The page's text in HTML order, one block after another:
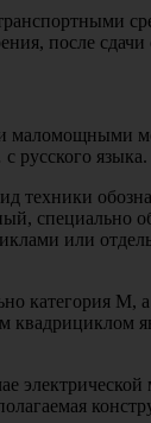
после
русского языка.
техники
специально
или
категория М,
квадрициклом